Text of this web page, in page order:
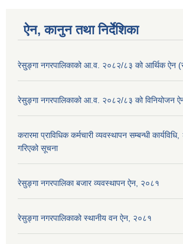
ऐन, कानुन तथा निर्देशिका
रेसु्ङ्गा नगरपालिकाको आ.व. २०८२/८३ को आर्थिक ऐन
रेसु्ङ्गा नगरपालिकाको आ.व. २०८२/८३ को विनियोजन
करारमा प्राविधिक कर्मचारी व्यवस्थापन सम्बन्धी
गरिएको सूचना
रेसुङ्गा नगरपालिका बजार व्यवस्थापन ऐन, २०८१
रेसुङ्गा नगरपालिकाको स्थानीय वन ऐन, २०८१